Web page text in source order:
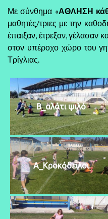
Με σύνθημα «ΑΘΛΗΣΗ
μαθητές/τριες με την
έπαιξαν, έτρεξαν, γέλασαν
στον υπέροχο χώρο του
Τρίγλιας.
Β_αλάτι ψιλό
Α_Κροκόδειλοι